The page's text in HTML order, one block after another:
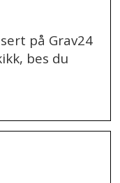
på Grav24
bes du